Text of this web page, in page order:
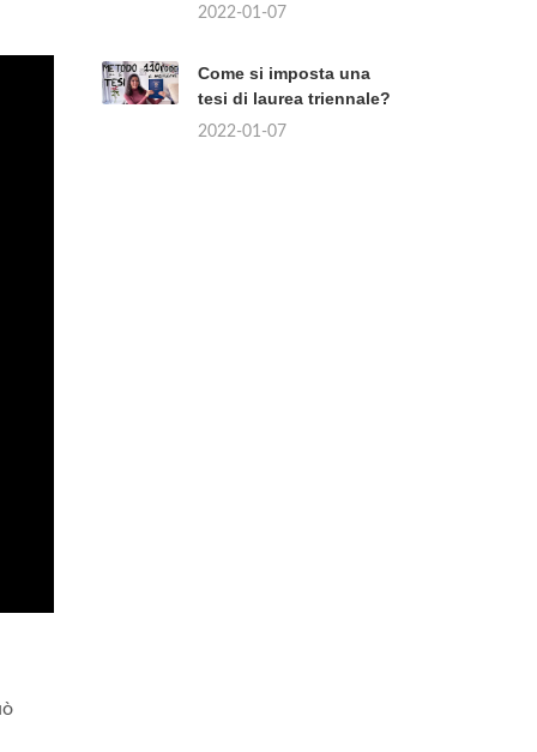
2022-01-07
Come si imposta una
tesi di laurea triennale?
2022-01-07